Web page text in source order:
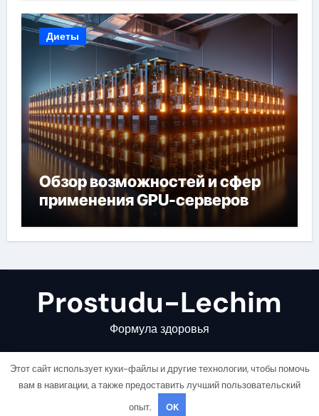
Диеты
Обзор возможностей и сфер
применения GPU-серверов
Prostudu-Lechim
Формула здоровья
Copyright © All rights reserved |
Этот сайт использует куки-файлы и другие технологии, чтобы помочь
вам в навигации, а также предоставить лучший пользовательский
опыт.
OK